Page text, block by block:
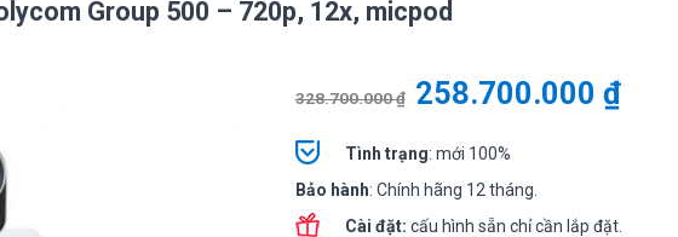
Group 500 – 720p, 12x, micpod
328.700.000₫ 258.700.000 ₫
Tình trạng: mới 100%
Bảo hành: Chính hãng 12 tháng.
Cài đặt: cấu hình sẵn chỉ cần lắp đặt.